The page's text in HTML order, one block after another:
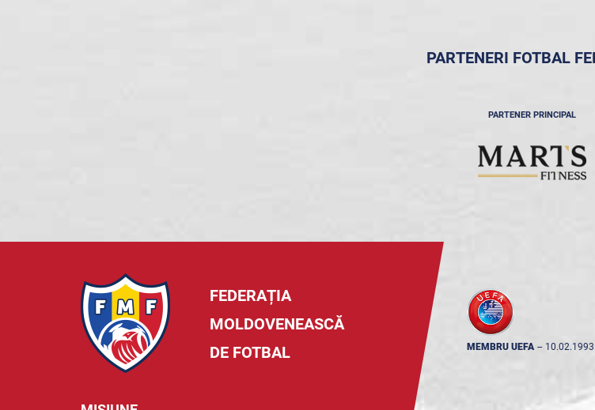
PARTENERI FOTBAL
PARTENER PRINCIPAL
FEDERAȚIA
MOLDOVENEASCĂ
DE FOTBAL
MEMBRU UEFA -- 10.02.1993